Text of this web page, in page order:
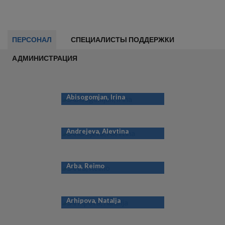
ПЕРСОНАЛ СПЕЦИАЛИСТЫ ПОДДЕРЖКИ
АДМИНИСТРАЦИЯ
Abisogomjan, Irina
Andrejeva, Alevtina
Arba, Reimo
Arhipova, Natalja